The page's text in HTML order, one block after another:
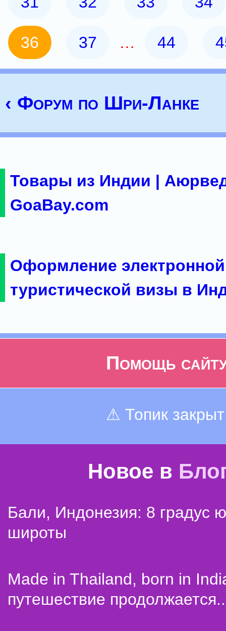
36 37 … 44
‹ Форум по Шри-Ланке
Товары из Индии |
GoaBay.com
Оформление электронной
туристической визы в
Помощь
⚠ Топик закрыт
Новое в
Бали, Индонезия: 8 градус
широты
Made in Thailand, born in
путешествие